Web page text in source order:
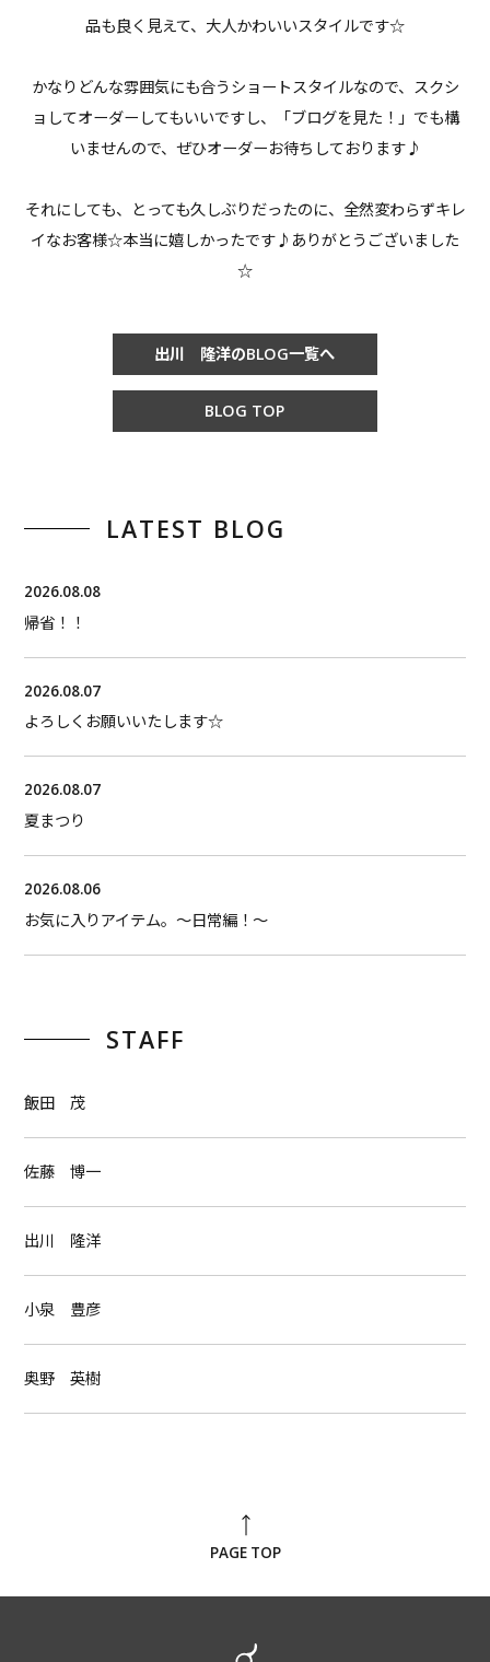
品も良く見えて、大人かわいいスタイルです☆
かなりどんな雰囲気にも合うショートスタイルなので、スクシ
ョしてオーダーしてもいいですし、「ブログを見た！」でも構
いませんので、ぜひオーダーお待ちしております♪
それにしても、とっても久しぶりだったのに、全然変わらずキレ
イなお客様☆本当に嬉しかったです♪ありがとうございました
☆
出川 隆洋のBLOG一覧へ
BLOG TOP
LATEST BLOG
2026.08.08
帰省！！
2026.08.07
よろしくお願いいたします☆
2026.08.07
夏まつり
2026.08.06
お気に入りアイテム。〜日常編！〜
STAFF
飯田 茂
佐藤 博一
出川 隆洋
小泉 豊彦
奥野 英樹
PAGE TOP